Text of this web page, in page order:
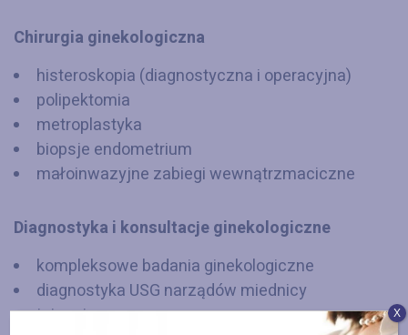
Chirurgia ginekologiczna
histeroskopia (diagnostyczna i operacyjna)
polipektomia
metroplastyka
biopsje endometrium
małoinwazyjne zabiegi wewnątrzmaciczne
Diagnostyka i konsultacje ginekologiczne
kompleksowe badania ginekologiczne
diagnostyka USG narządów miednicy
mniejszej
Х